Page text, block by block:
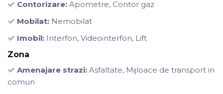
Contorizare: Apometre, Contor gaz
Mobilat: Nemobilat
Imobil: Interfon, Videointerfon, Lift
Zona
Amenajare strazi: Asfaltate, Mijloace de transport in
comun